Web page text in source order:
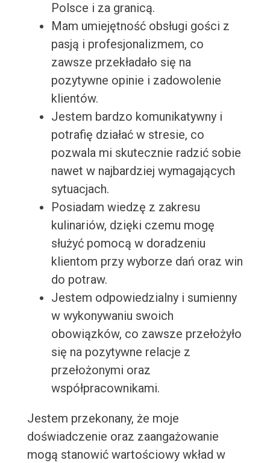
Polsce i za granicą.
Mam umiejętność obsługi gości z
pasją i profesjonalizmem, co
zawsze przekładało się na
pozytywne opinie i zadowolenie
klientów.
Jestem bardzo komunikatywny i
potrafię działać w stresie, co
pozwala mi skutecznie radzić sobie
nawet w najbardziej wymagających
sytuacjach.
Posiadam wiedzę z zakresu
kulinariów, dzięki czemu mogę
służyć pomocą w doradzeniu
klientom przy wyborze dań oraz win
do potraw.
Jestem odpowiedzialny i sumienny
w wykonywaniu swoich
obowiązków, co zawsze przełożyło
się na pozytywne relacje z
przełożonymi oraz
współpracownikami.
Jestem przekonany, że moje
doświadczenie oraz zaangażowanie
mogą stanowić wartościowy wkład w